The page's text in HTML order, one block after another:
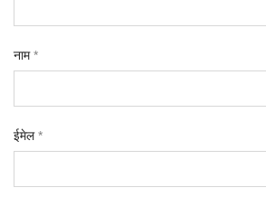
नाम*
ईमेल*